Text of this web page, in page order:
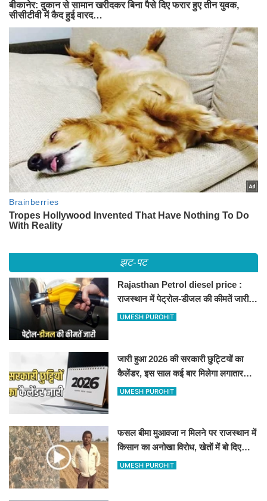
झट-पट
Rajasthan Petrol diesel price :
राजस्थान में पेट्रोल-डीजल की कीमतें जारी,
जानिए बीकानेर समेत पुरे प्रदेश में नए रेट
UMESH PUROHIT
जारी हुआ 2026 की सरकारी छुट्टियों का
कैलेंडर, इस साल कई बार मिलेगा लगातार
अवकाश, देखें
UMESH PUROHIT
फसल बीमा मुआवजा न मिलने पर राजस्थान में
किसान का अनोखा विरोध, खेतों में बो दिए
500-500 रुपए के नोट, वीडियो वायरल
UMESH PUROHIT